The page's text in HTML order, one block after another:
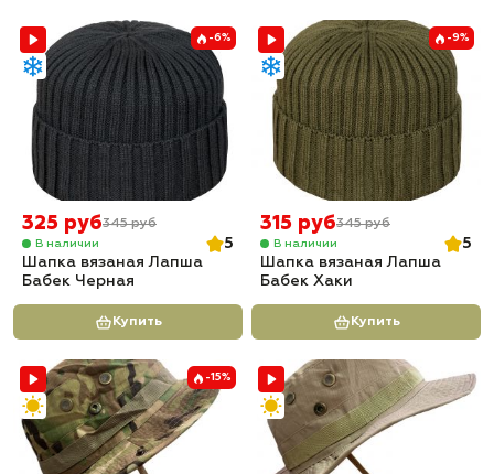
-6%
325 руб345 руб
В наличии
5
Шапка вязаная Лапша
Бабек Черная
Купить
-9%
315 руб345 руб
В наличии
5
Шапка вязаная Лапша
Бабек Хаки
Купить
-15%